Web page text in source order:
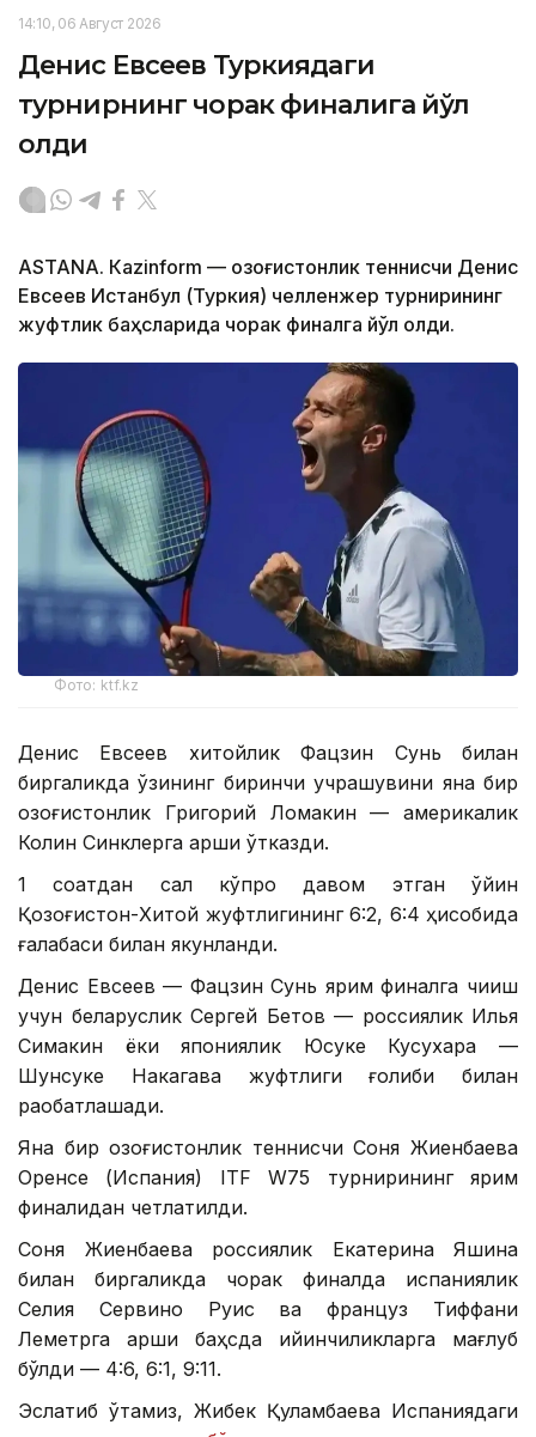
14:10, 06 Август 2026
Денис Евсеев Туркиядаги
турнирнинг чорак финалига йўл
олди
ASTANА. Кazinform — Қозоғистонлик теннисчи Денис
Евсеев Истанбул (Туркия) челленжер турнирининг
жуфтлик баҳсларида чорак финалга йўл олди.
Фото: ktf.kz
Денис Евсеев хитойлик Фацзин Сунь билан
биргаликда ўзининг биринчи учрашувини яна бир
қозоғистонлик Григорий Ломакин — америкалик
Колин Синклерга қарши ўтказди.
1 соатдан сал кўпроқ давом этган ўйин
Қозоғистон-Хитой жуфтлигининг 6:2, 6:4 ҳисобида
ғалабаси билан якунланди.
Денис Евсеев — Фацзин Сунь ярим финалга чиқиш
учун беларуслик Сергей Бетов — россиялик Илья
Симакин ёки япониялик Юсуке Кусухара —
Шунсуке Накагава жуфтлиги ғолиби билан
рақобатлашади.
Яна бир қозоғистонлик теннисчи Соня Жиенбаева
Оренсе (Испания) ITF W75 турнирининг ярим
финалидан четлатилди.
Соня Жиенбаева россиялик Екатерина Яшина
билан биргаликда чорак финалда испаниялик
Селия Сервино Руис ва француз Тиффани
Леметрга қарши баҳсда қийинчиликларга мағлуб
бўлди — 4:6, 6:1, 9:11.
Эслатиб ўтамиз, Жибек Қуламбаева Испаниядаги